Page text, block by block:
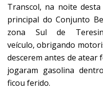
Transcol, na noite
principal do Conjunto
zona Sul de
veículo, obrigando
descerem antes de atear
jogaram gasolina
ficou ferido.